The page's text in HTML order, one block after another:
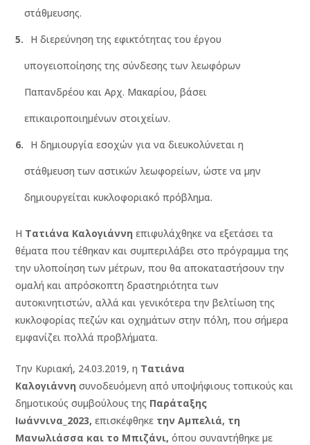
στάθμευσης.
Η διερεύνηση της εφικτότητας του έργου
υπογειοποίησης της σύνδεσης των λεωφόρων
Παπανδρέου και Αρχ. Μακαρίου, βάσει
επικαιροποιημένων στοιχείων.
Η δημιουργία εσοχών για να διευκολύνεται η
στάθμευση των αστικών λεωφορείων, ώστε να μην
δημιουργείται κυκλοφοριακό πρόβλημα.
Η Τατιάνα Καλογιάννη επιφυλάχθηκε να εξετάσει τα
θέματα που τέθηκαν και συμπεριλάβει στο πρόγραμμα της
την υλοποίηση των μέτρων, που θα αποκαταστήσουν την
ομαλή και απρόσκοπτη δραστηριότητα των
αυτοκινητιστών, αλλά και γενικότερα την βελτίωση της
κυκλοφορίας πεζών και οχημάτων στην πόλη, που σήμερα
εμφανίζει πολλά προβλήματα.
Την Κυριακή, 24.03.2019, η Τατιάνα
Καλογιάννη συνοδευόμενη από υποψήφιους τοπικούς και
δημοτικούς συμβούλους της Παράταξης
Ιωάννινα_2023, επισκέφθηκε την Αμπελιά, τη
Μανωλιάσσα και το Μπιζάνι, όπου συναντήθηκε με